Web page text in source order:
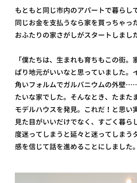
もともと同じ市内のアパートで暮らし
同じお金を支払うなら家を買っちゃっ
おふたりの家さがしがスタートしました
「僕たちは、生まれも育ちもこの街。
ぱり地元がいいなと思っていました。
角いフォルムでガルバニウムの外壁
たいな家でした。そんなとき、たまた
モデルハウスを発見。これだ！と思い
見た目がいいだけでなく、すごく暮ら
度迷ってしまうと延々と迷ってしまう
感を信じて話を進めることにしました。